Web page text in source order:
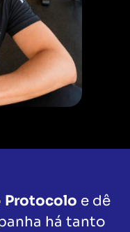
Protocolo e dê
há tanto